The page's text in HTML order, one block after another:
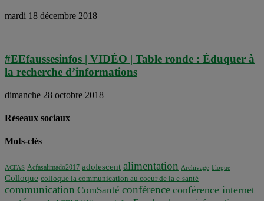
mardi 18 décembre 2018
#EEfaussesinfos | VIDÉO | Table ronde : Éduquer à
la recherche d’informations
dimanche 28 octobre 2018
Réseaux sociaux
Mots-clés
ACFAS Acfasalimado2017 adolescent alimentation Archivage blogue
Colloque colloque la communication au coeur de la e-santé
communication ComSanté conférence conférence internet